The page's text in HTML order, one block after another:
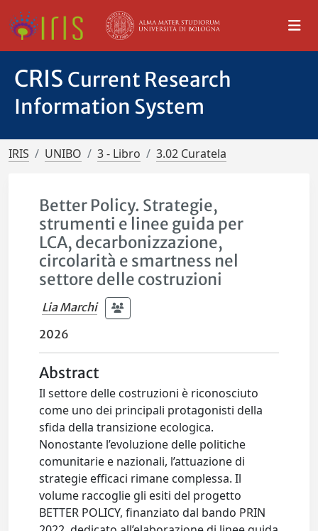
CRIS Current Research
Information System
IRIS UNIBO 3 - Libro 3.02 Curatela
Better Policy. Strategie,
strumenti e linee guida per
LCA, decarbonizzazione,
circolarità e smartness nel
settore delle costruzioni
Lia Marchi
2026
Abstract
Il settore delle costruzioni è riconosciuto
come uno dei principali protagonisti della
sfida della transizione ecologica.
Nonostante l’evoluzione delle politiche
comunitarie e nazionali, l’attuazione di
strategie efficaci rimane complessa. Il
volume raccoglie gli esiti del progetto
BETTER POLICY, finanziato dal bando PRIN